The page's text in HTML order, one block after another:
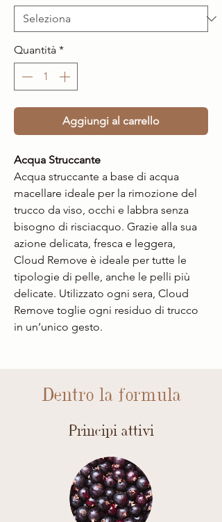
Quantità *
Aggiungi al carrello
Acqua Struccante
Acqua struccante a base di acqua
macellare ideale per la rimozione del
trucco da viso, occhi e labbra senza
bisogno di risciacquo. Grazie alla sua
azione delicata, fresca e leggera,
Cloud Remove è ideale per tutte le
tipologie di pelle, anche le pelli più
delicate. Utilizzato ogni sera, Cloud
Remove toglie ogni residuo di trucco
in un’unico gesto.
Dentro la formula
Principi attivi